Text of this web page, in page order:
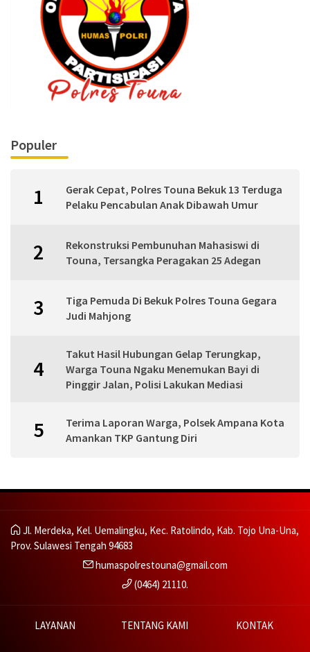
Populer
1
Gerak Cepat, Polres Touna Bekuk 13 Terduga
Pelaku Pencabulan Anak Dibawah Umur
2
Rekonstruksi Pembunuhan Mahasiswi di
Touna, Tersangka Peragakan 25 Adegan
3
Tiga Pemuda Di Bekuk Polres Touna Gegara
Judi Mahjong
4
Takut Hasil Hubungan Gelap Terungkap,
Warga Touna Ngaku Menemukan Bayi di
Pinggir Jalan, Polisi Lakukan Mediasi
5
Terima Laporan Warga, Polsek Ampana Kota
Amankan TKP Gantung Diri
Jl. Merdeka, Kel. Uemalingku, Kec. Ratolindo, Kab. Tojo Una-Una,
Prov. Sulawesi Tengah 94683
humaspolrestouna@gmail.com
(0464) 21110.
LAYANAN TENTANG KAMI KONTAK